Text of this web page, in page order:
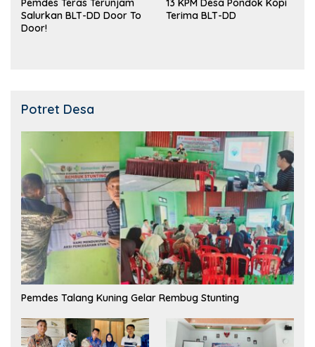
Pemdes Teras Terunjam
Salurkan BLT-DD Door To
Door!
13 KPM Desa Pondok Kopi
Terima BLT-DD
Potret Desa
Pemdes Talang Kuning Gelar Rembug Stunting